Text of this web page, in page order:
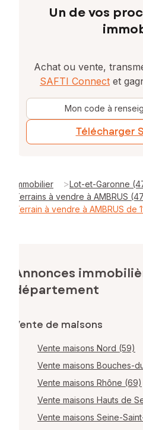
Un de vos
Achat ou vente,
SAFTI Connect et
Mon code à
Télécharger
Immobilier >Lot-et-Garonne
Terrains à vendre à AMBRUS
Terrain à vendre à AMBRUS de
Annonces
département
Vente de maisons
Vente maisons Nord (59)
Vente maisons Bouches-
Vente maisons Rhône (69)
Vente maisons Hauts de
Vente maisons Seine-